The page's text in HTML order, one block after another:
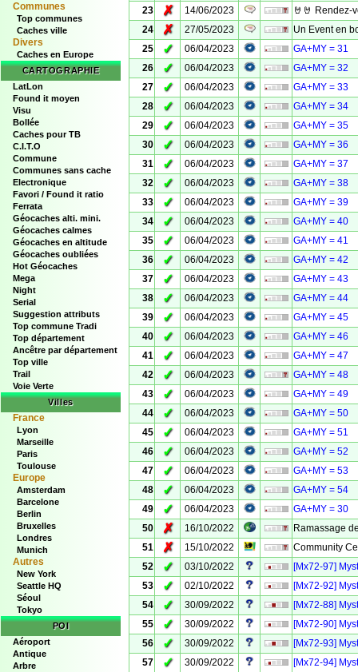
Communes
Top communes
Caches ville
Divers
Caches en Europe
CARTOGRAPHIE
LatLon
Found it moyen
Visu
Bollée
Caches pour TB
C.I.T.O
Commune
Communes sans cache
Electronique
Favori / Found it ratio
Ferrata
Géocaches alti. mini.
Géocaches calmes
Géocaches en altitude
Géocaches oubliées
Hot Géocaches
Mega
Night
Serial
Suggestion attributs
Top commune Tradi
Top département
Ancêtre par département
Top ville
Trail
Voie Verte
Villes
France
Lyon
Marseille
Paris
Toulouse
Europe
Amsterdam
Barcelone
Berlin
Bruxelles
Londres
Munich
Autres
New York
Seattle HQ
Séoul
Tokyo
POI
Aéroport
Antique
Arbre
23
✗ 14/06/2023
🤘🤘 Rendez-
24
✗ 27/05/2023
Un Event en
25
✓ 06/04/2023
GA+MY = 31
26
✓ 06/04/2023
GA+MY = 32
27
✓ 06/04/2023
GA+MY = 33
28
✓ 06/04/2023
GA+MY = 34
29
✓ 06/04/2023
GA+MY = 35
30
✓ 06/04/2023
GA+MY = 36
31
✓ 06/04/2023
GA+MY = 37
32
✓ 06/04/2023
GA+MY = 38
33
✓ 06/04/2023
GA+MY = 39
34
✓ 06/04/2023
GA+MY = 40
35
✓ 06/04/2023
GA+MY = 41
36
✓ 06/04/2023
GA+MY = 42
37
✓ 06/04/2023
GA+MY = 43
38
✓ 06/04/2023
GA+MY = 44
39
✓ 06/04/2023
GA+MY = 45
40
✓ 06/04/2023
GA+MY = 46
41
✓ 06/04/2023
GA+MY = 47
42
✓ 06/04/2023
GA+MY = 48
43
✓ 06/04/2023
GA+MY = 49
44
✓ 06/04/2023
GA+MY = 50
45
✓ 06/04/2023
GA+MY = 51
46
✓ 06/04/2023
GA+MY = 52
47
✓ 06/04/2023
GA+MY = 53
48
✓ 06/04/2023
GA+MY = 54
49
✓ 06/04/2023
GA+MY = 30
50
✗ 16/10/2022
Ramassage
51
✗ 15/10/2022
Community
52
✓ 03/10/2022
[Mx72-97]
53
✓ 02/10/2022
[Mx72-92]
54
✓ 30/09/2022
[Mx72-88]
55
✓ 30/09/2022
[Mx72-90]
56
✓ 30/09/2022
[Mx72-93]
57
✓ 30/09/2022
[Mx72-94]